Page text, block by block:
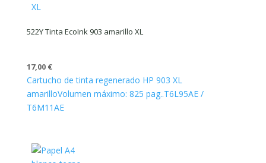
522Y Tinta EcoInk 903 amarillo XL
17,00 €
Cartucho de tinta regenerado HP 903 XL
amarilloVolumen máximo: 825 pag..T6L95AE /
T6M11AE